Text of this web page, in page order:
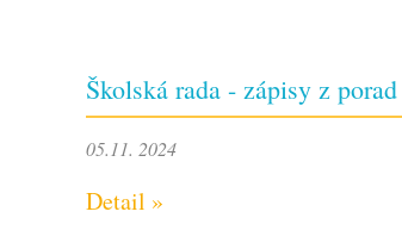
Školská rada - zápisy z porad
05.11. 2024
Detail »